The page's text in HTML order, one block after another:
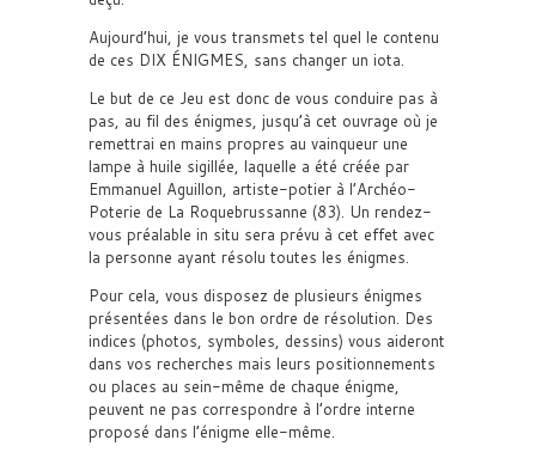
Aujourd’hui, je vous transmets tel quel le contenu
de ces DIX ÉNIGMES, sans changer un iota.
Le but de ce Jeu est donc de vous conduire pas à
pas, au fil des énigmes, jusqu’à cet ouvrage où je
remettrai en mains propres au vainqueur une
lampe à huile sigillée, laquelle a été créée par
Emmanuel Aguillon, artiste-potier à l’Archéo-
Poterie de La Roquebrussanne (83). Un rendez-
vous préalable in situ sera prévu à cet effet avec
la personne ayant résolu toutes les énigmes.
Pour cela, vous disposez de plusieurs énigmes
présentées dans le bon ordre de résolution. Des
indices (photos, symboles, dessins) vous aideront
dans vos recherches mais leurs positionnements
ou places au sein-même de chaque énigme,
peuvent ne pas correspondre à l’ordre interne
proposé dans l’énigme elle-même.